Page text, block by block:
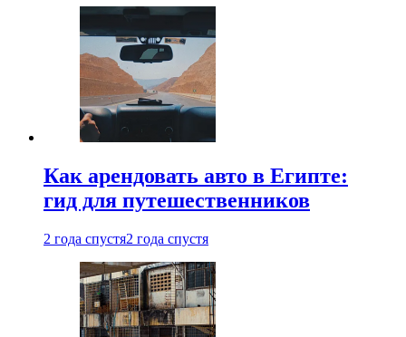
Как арендовать авто в Египте:
гид для путешественников
2 года спустя2 года спустя